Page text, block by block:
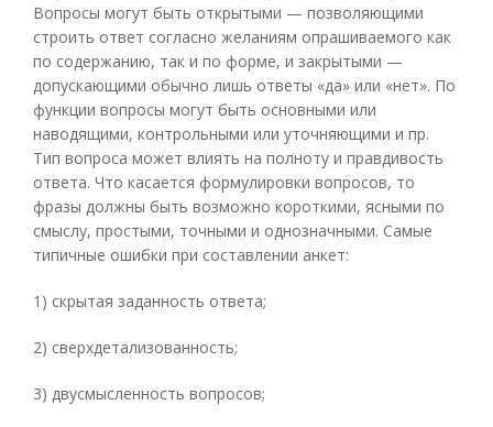
Вопросы могут быть открытыми — позволяющими
строить ответ согласно желаниям опрашиваемого как
по содержанию, так и по форме, и закрытыми —
допускающими обычно лишь ответы «да» или «нет». По
функции вопросы могут быть основными или
наводящими, контрольными или уточняющими и пр.
Тип вопроса может влиять на полноту и правдивость
ответа. Что касается формулировки вопросов, то
фразы должны быть возможно короткими, ясными по
смыслу, простыми, точными и однозначными. Самые
типичные ошибки при составлении анкет:
1) скрытая заданность ответа;
2) сверхдетализованность;
3) двусмысленность вопросов;